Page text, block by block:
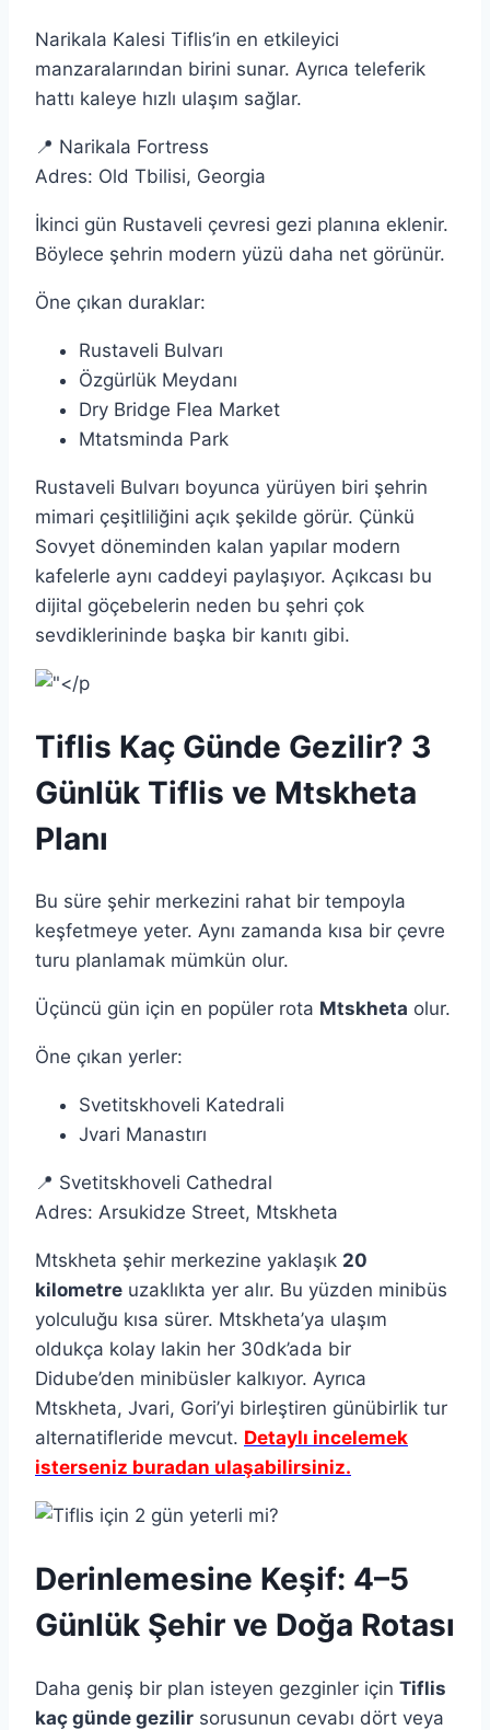
Narikala Kalesi Tiflis’in en etkileyici
manzaralarından birini sunar. Ayrıca teleferik
hattı kaleye hızlı ulaşım sağlar.
📍 Narikala Fortress
Adres: Old Tbilisi, Georgia
İkinci gün Rustaveli çevresi gezi planına eklenir.
Böylece şehrin modern yüzü daha net görünür.
Öne çıkan duraklar:
Rustaveli Bulvarı
Özgürlük Meydanı
Dry Bridge Flea Market
Mtatsminda Park
Rustaveli Bulvarı boyunca yürüyen biri şehrin
mimari çeşitliliğini açık şekilde görür. Çünkü
Sovyet döneminden kalan yapılar modern
kafelerle aynı caddeyi paylaşıyor. Açıkcası bu
dijital göçebelerin neden bu şehri çok
sevdiklerininde başka bir kanıtı gibi.
Tiflis Kaç Günde Gezilir? 3
Günlük Tiflis ve Mtskheta
Planı
Bu süre şehir merkezini rahat bir tempoyla
keşfetmeye yeter. Aynı zamanda kısa bir çevre
turu planlamak mümkün olur.
Üçüncü gün için en popüler rota Mtskheta olur.
Öne çıkan yerler:
Svetitskhoveli Katedrali
Jvari Manastırı
📍 Svetitskhoveli Cathedral
Adres: Arsukidze Street, Mtskheta
Mtskheta şehir merkezine yaklaşık 20
kilometre uzaklıkta yer alır. Bu yüzden minibüs
yolculuğu kısa sürer. Mtskheta’ya ulaşım
oldukça kolay lakin her 30dk’ada bir
Didube’den minibüsler kalkıyor. Ayrıca
Mtskheta, Jvari, Gori’yi birleştiren günübirlik tur
alternatifleride mevcut. Detaylı incelemek
isterseniz buradan ulaşabilirsiniz.
Derinlemesine Keşif: 4–5
Günlük Şehir ve Doğa Rotası
Daha geniş bir plan isteyen gezginler için Tiflis
kaç günde gezilir sorusunun cevabı dört veya